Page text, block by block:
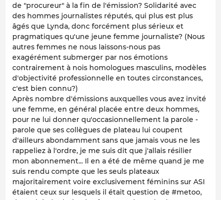
de "procureur" à la fin de l'émission? Solidarité avec
des hommes journalistes réputés, qui plus est plus
âgés que Lynda, donc forcément plus sérieux et
pragmatiques qu'une jeune femme journaliste? (Nous
autres femmes ne nous laissons-nous pas
exagérément submerger par nos émotions
contrairement à nois homologues masculins, modèles
d'objectivité professionnelle en toutes circonstances,
c'est bien connu?)
Après nombre d'émissions auxquelles vous avez invité
une femme, en général placée entre deux hommes,
pour ne lui donner qu'occasionnellement la parole -
parole que ses collègues de plateau lui coupent
d'ailleurs abondamment sans que jamais vous ne les
rappeliez à l'ordre, je me suis dit que j'allais résilier
mon abonnement... Il en a été de même quand je me
suis rendu compte que les seuls plateaux
majoritairement voire exclusivement féminins sur ASI
étaient ceux sur lesquels il était question de #metoo,